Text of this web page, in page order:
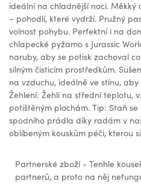
ideální na chladnější noci.
– pohodlí, které vydrží. Pružný
volnost pohybu. Perfektní i na
chlapecké pyžamo s Jurassic
naruby, aby se potisk zachoval
silným čisticím prostředkům.
na vzduchu, ideálně ve stínu,
Žehlení: Žehli na střední teplotu,
potištěným plochám. Tip: Staň
spodního prádla díky radám v
oblíbeným kouskům péči, kterou
Partnerské zboží - Tenhle
partnerů, a proto na něj